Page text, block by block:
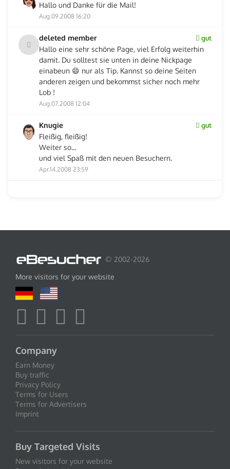
Hallo und Danke für die Mail!
Aug.09.2008 16:20
deleted member gut
Hallo eine sehr schöne Page, viel Erfolg weiterhin
damit. Du solltest sie unten in deine Nickpage
einabeun 😄 nur als Tip. Kannst so deine Seiten
anderen zeigen und bekommst sicher noch mehr
Lob !
Aug.07.2008 12:04
Knugie gut
Fleißig, fleißig!
Weiter so...
und viel Spaß mit den neuen Besuchern.
Apr.14.2008 23:59
© 2002-2026
More visitors for your website
Company
Earn Money
Buy traffic
Privacy Policy
Terms for Users
Terms for Advertisers
Imprint
Buy Targeted Visits
New visitors for your website